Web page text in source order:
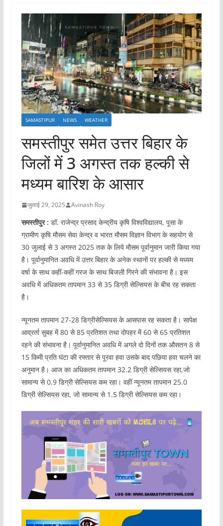
SAMASTIPUR NEWS WEATHER
समस्तीपुर समेत उत्तर बिहार के
जिलों में 3 अगस्त तक हल्की से
मध्यम बारिश के आसार
जुलाई 29, 2025 Avinash Roy
समस्तीपुर : डॉ. राजेन्द्र प्रसाद केन्द्रीय कृषि विश्वविद्यालय, पूसा के
ग्रामीण कृषि मौसम सेवा केन्द्र व भारत मौसम विज्ञान विभाग के सहयाेग से
30 जुलाई से 3 अगस्त 2025 तक के लिये माैसम पूर्वानुमान जारी किया गया
है। पूर्वानुमानित अवधि में उत्तर बिहार के अनेक स्थानाें पर हल्की से मध्यम
वर्षा के साथ कहीं-कहीं गरज के साथ बिजली गिरने की संभावना है। इस
अवधि में अधिकतम तापमान 33 से 35 डिग्री सेल्सियस के बीच रह सकता
है।
न्यूनतम तापमान 27-28 डिग्रीसेल्सियस के आसपास रह सकता है। सापेक्ष
आद्रर्ता सुबह में 80 से 85 प्रतिशत तथा दाेपहर में 60 से 65 प्रतिशत
रहने की संभावना है। पूर्वानुमानित अवधि में अगले दाे दिनों तक औसतन 8 से
15 किमी प्रति घंटा की रफ्तार से पूरवा हवा उसके बाद पछिया हवा चलने का
अनुमान है। आज का अधिकतम तापमान 32.2 डिग्री सेल्सियस रहा,जो
सामान्य से 0.9 डिग्री सेल्सियस कम रहा। वहीं न्यूनतम तापमान 25.0
डिग्री सेल्सियस रहा, जो सामान्य से 1.5 डिग्री सेल्सियस कम रहा।